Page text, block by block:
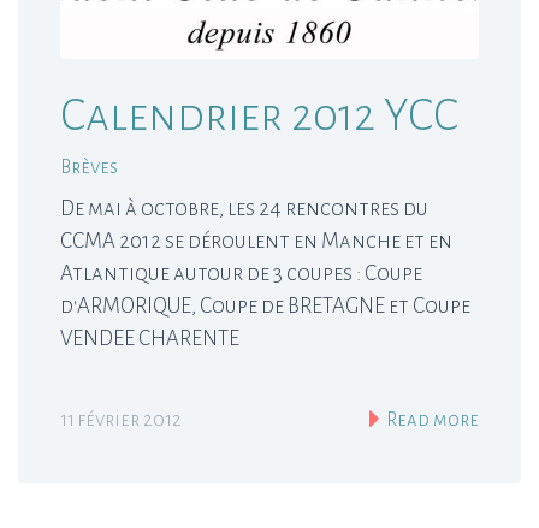
Calendrier 2012 YCC
Brèves
De mai à octobre, les 24 rencontres du
CCMA 2012 se déroulent en Manche et en
Atlantique autour de 3 coupes : Coupe
d'ARMORIQUE, Coupe de BRETAGNE et Coupe
VENDEE CHARENTE
11 février 2012 Read more